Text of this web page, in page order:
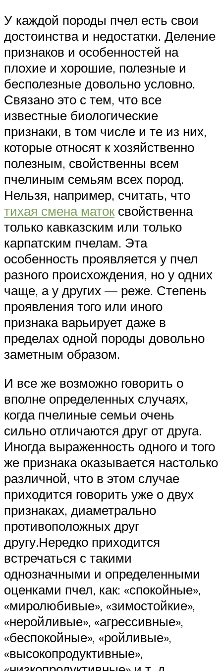
У каждой породы пчел есть свои
достоинства и недостатки. Деление
признаков и особенностей на
плохие и хорошие, полезные и
бесполезные довольно условно.
Связано это с тем, что все
известные биологические
признаки, в том числе и те из них,
которые относят к хозяйственно
полезным, свойственны всем
пчелиным семьям всех пород.
Нельзя, например, считать, что
тихая смена маток свойственна
только кавказским или только
карпатским пчелам. Эта
особенность проявляется у пчел
разного происхождения, но у одних
чаще, а у других — реже. Степень
проявления того или иного
признака варьирует даже в
пределах одной породы довольно
заметным образом.
И все же возможно говорить о
вполне определенных случаях,
когда пчелиные семьи очень
сильно отличаются друг от друга.
Иногда выраженность одного и того
же признака оказывается настолько
различной, что в этом случае
приходится говорить уже о двух
признаках, диаметрально
противоположных друг
другу.Нередко приходится
встречаться с такими
однозначными и определенными
оценками пчел, как: «спокойные»,
«миролюбивые», «зимостойкие»,
«неройливые», «агрессивные»,
«беспокойные», «ройливые»,
«высокопродуктивные»,